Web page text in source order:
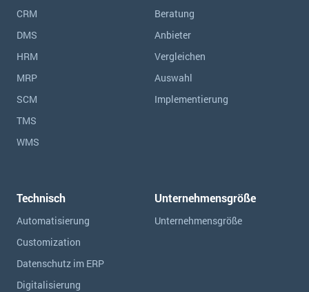
CRM
DMS
HRM
MRP
SCM
TMS
WMS
Beratung
Anbieter
Vergleichen
Auswahl
Implementierung
Technisch
Automatisierung
Customization
Datenschutz im ERP
Digitalisierung
Unternehmensgröße
Unternehmensgröße